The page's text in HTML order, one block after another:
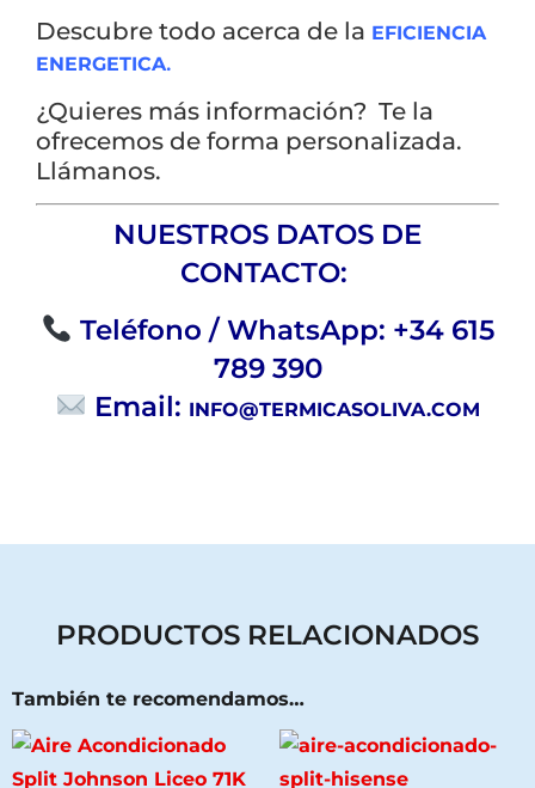
Descubre todo acerca de la EFICIENCIA
ENERGETICA.
¿Quieres más información? Te la
ofrecemos de forma personalizada.
Llámanos.
NUESTROS DATOS DE
CONTACTO:
Teléfono / WhatsApp: +34 615
789 390
Email: INFO@TERMICASOLIVA.COM
PRODUCTOS RELACIONADOS
También te recomendamos…